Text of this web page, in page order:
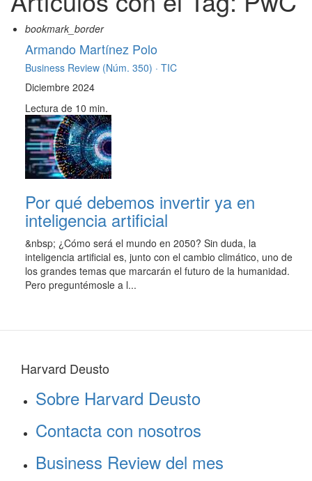
bookmark_border
Armando Martínez Polo
Business Review (Núm. 350) · TIC
Diciembre 2024
Lectura de 10 min.
Por qué debemos invertir ya en
inteligencia artificial
&nbsp; ¿Cómo será el mundo en 2050? Sin duda, la
inteligencia artificial es, junto con el cambio climático, uno de
los grandes temas que marcarán el futuro de la humanidad.
Pero preguntémosle a l...
Harvard Deusto
Sobre Harvard Deusto
Contacta con nosotros
Business Review del mes